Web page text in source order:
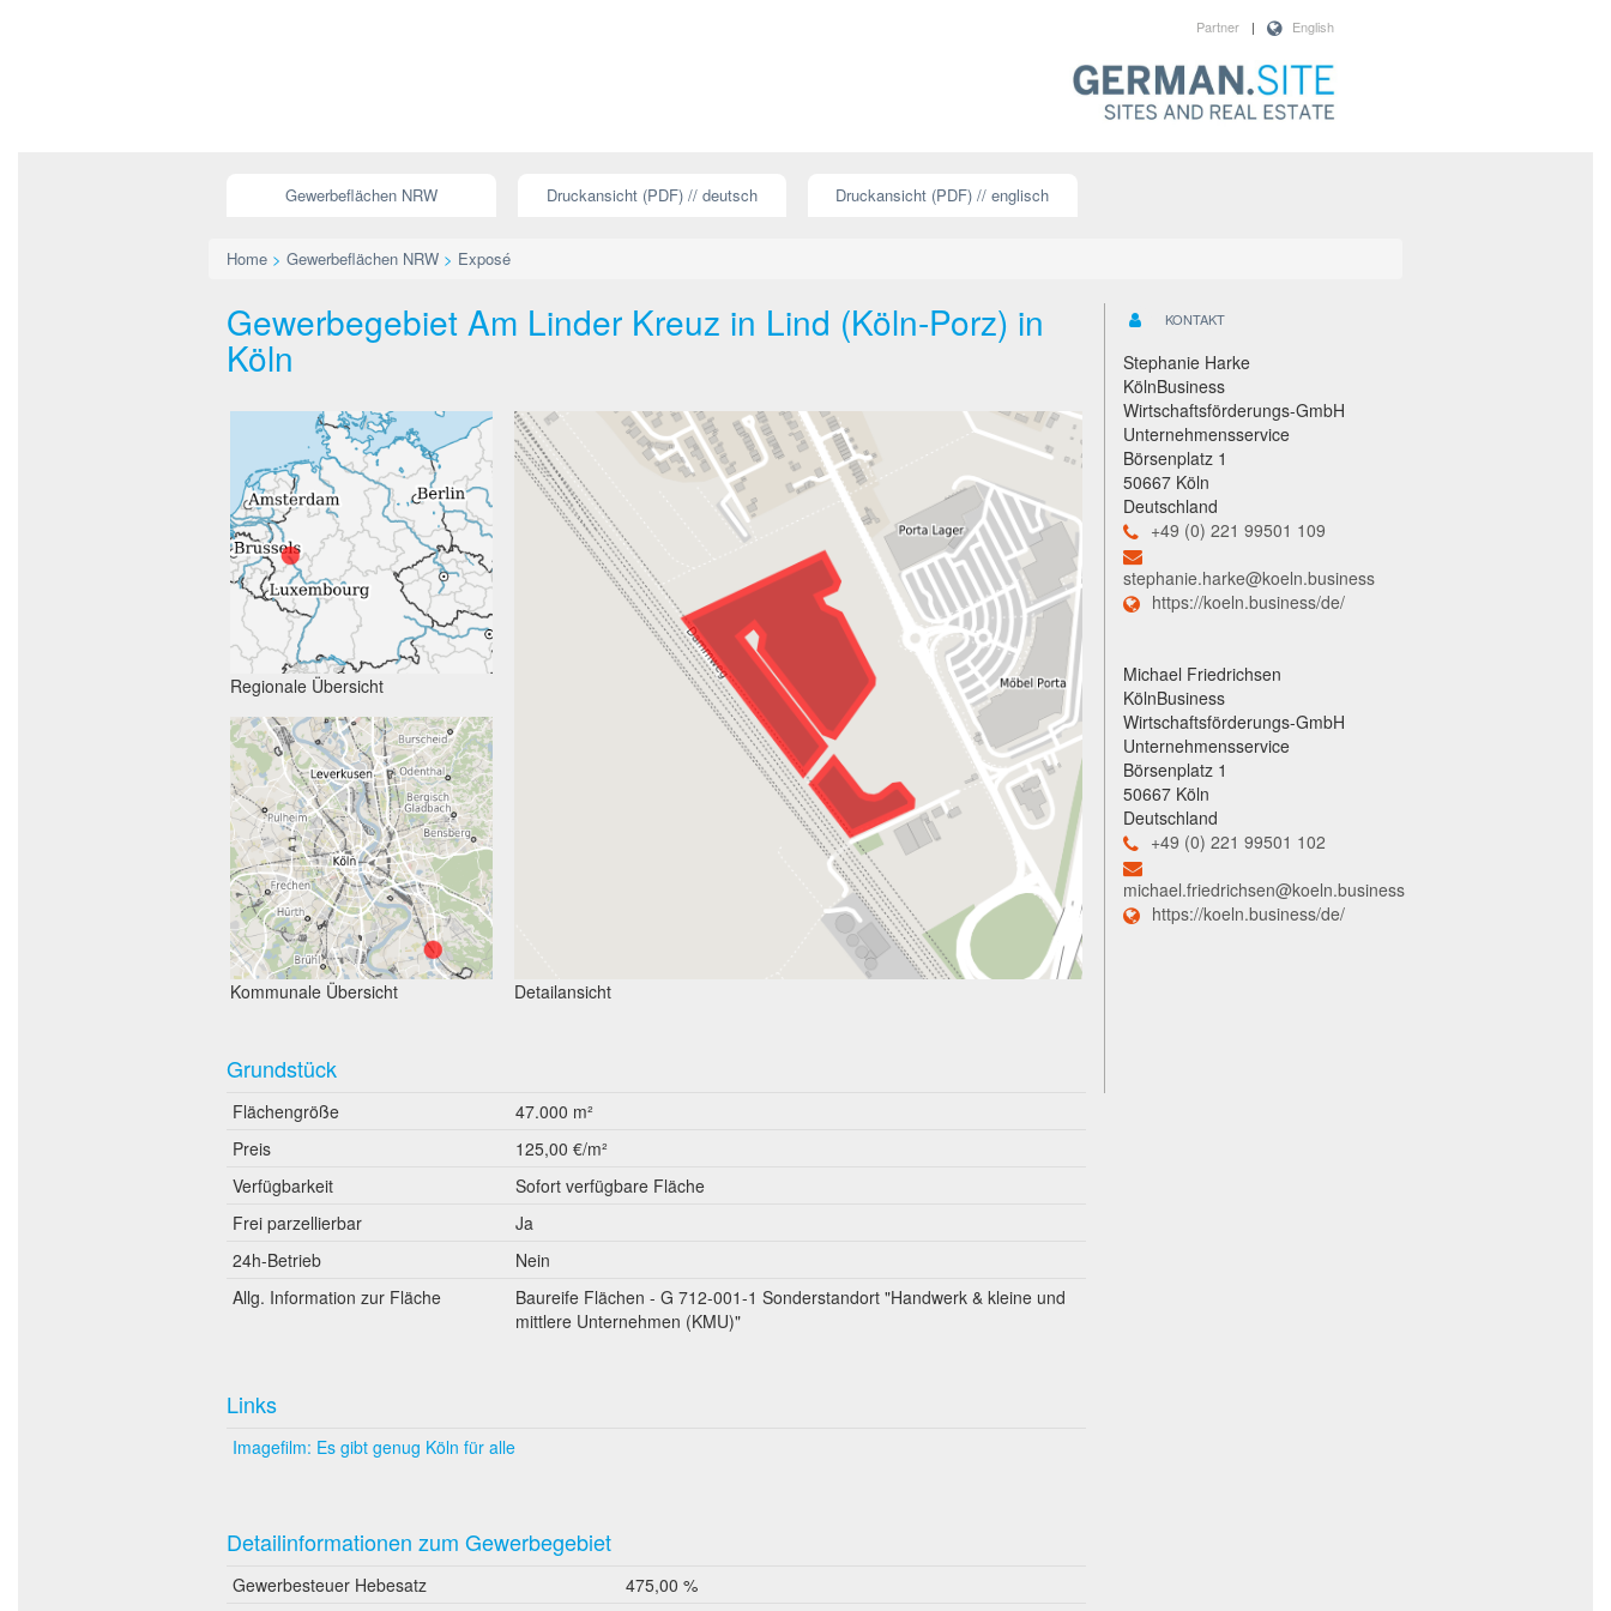
English
|
Partner
Gewerbeflächen NRW Druckansicht (PDF) // deutsch Druckansicht (PDF) // englisch
Home > Gewerbeflächen NRW > Exposé
Gewerbegebiet Am Linder Kreuz in Lind (Köln-Porz) in
Köln
Regionale Übersicht
Kommunale Übersicht Detailansicht
Grundstück
Flächengröße
47.000 m²
Preis
125,00 €/m²
Verfügbarkeit
Sofort verfügbare Fläche
Frei parzellierbar
Ja
24h-Betrieb
Nein
Allg. Information zur Fläche
Baureife Flächen - G 712-001-1 Sonderstandort "Handwerk & kleine und
mittlere Unternehmen (KMU)"
Links
Imagefilm: Es gibt genug Köln für alle
Detailinformationen zum Gewerbegebiet
Gewerbesteuer Hebesatz
475,00 %
KONTAKT
Stephanie Harke
KölnBusiness
Wirtschaftsförderungs-GmbH
Unternehmensservice
Börsenplatz 1
50667 Köln
Deutschland
+49 (0) 221 99501 109
stephanie.harke@koeln.business
https://koeln.business/de/
Michael Friedrichsen
KölnBusiness
Wirtschaftsförderungs-GmbH
Unternehmensservice
Börsenplatz 1
50667 Köln
Deutschland
+49 (0) 221 99501 102
michael.friedrichsen@koeln.business
https://koeln.business/de/